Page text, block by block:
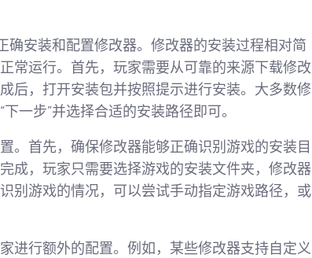
确安装和配置修改器。修改器的安装过程相对简
常运行。首先，玩家需要从可靠的来源下载修改
后，打开安装包并按照提示进行安装。大多数修
一步”并选择合适的安装路径即可。
。首先，确保修改器能够正确识别游戏的安装目
成，玩家只需要选择游戏的安装文件夹，修改器
别游戏的情况，可以尝试手动指定游戏路径，或
进行额外的配置。例如，某些修改器支持自定义